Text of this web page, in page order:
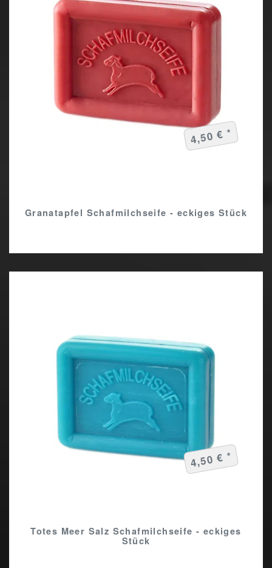
Granatapfel Schafmilchseife - eckiges Stück
4,50 € *
Totes Meer Salz Schafmilchseife - eckiges
Stück
4,50 € *